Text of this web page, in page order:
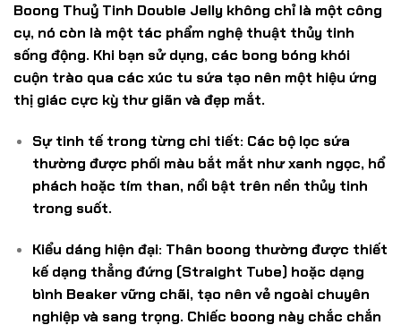
Boong Thuỷ Tinh Double Jelly không chỉ là một công
cụ, nó còn là một tác phẩm nghệ thuật thủy tinh
sống động. Khi bạn sử dụng, các bong bóng khói
cuộn trào qua các xúc tu sứa tạo nên một hiệu ứng
thị giác cực kỳ thư giãn và đẹp mắt.
Sự tinh tế trong từng chi tiết: Các bộ lọc sứa
thường được phối màu bắt mắt như xanh ngọc, hổ
phách hoặc tím than, nổi bật trên nền thủy tinh
trong suốt.
Kiểu dáng hiện đại: Thân boong thường được thiết
kế dạng thẳng đứng (Straight Tube) hoặc dạng
bình Beaker vững chãi, tạo nên vẻ ngoài chuyên
nghiệp và sang trọng. Chiếc boong này chắc chắn